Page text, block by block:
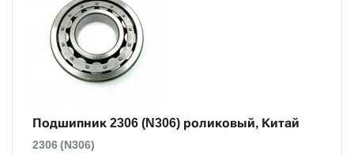
Подшипник 2306 (N306) роликовый, Китай
2306 (N306)